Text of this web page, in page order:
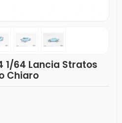
1/64 Lancia Stratos
Chiaro